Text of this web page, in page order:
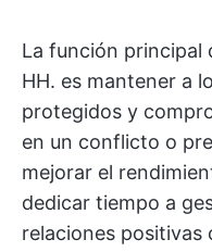
La función principal
HH. es mantener a
protegidos y
en un conflicto o
mejorar el
dedicar tiempo a
relaciones positivas